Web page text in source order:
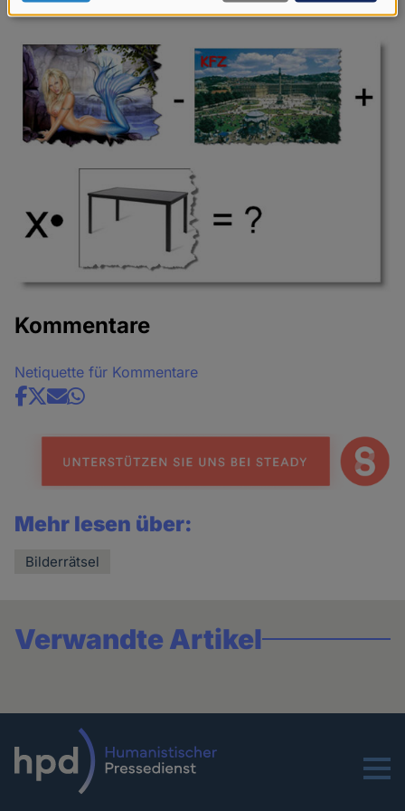
Kommentare
Netiquette für Kommentare
Share
news
Mehr lesen über:
Bilderrätsel
Verwandte Artikel
Menu
Daten
und
Cookies